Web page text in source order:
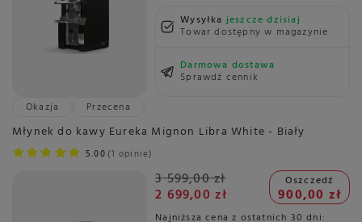
Wysyłkajeszcze dzisiaj
Towar dostępny w magazynie
Darmowa dostawa
Sprawdź cennik
Okazja
Przecena
Młynek do kawy Eureka Mignon Libra White - Biały
5.00 1 opinie
3 599,00 zł
2 699,00 zł
Oszczedź
900,00 zł
Najniższa cena z ostatnich 30 dni: